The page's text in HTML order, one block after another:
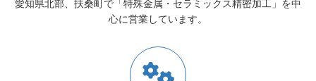
愛知県北部、扶桑町で「特殊金属・セラミックス精密加工」を中
心に営業しています。